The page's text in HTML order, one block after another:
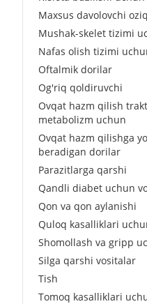
Maxsus davolovchi
Mushak-skelet tizimi
Nafas olish tizimi
Oftalmik dorilar
Og'riq qoldiruvchi
Ovqat hazm qilish
metabolizm uchun
Ovqat hazm qilishga
beradigan dorilar
Parazitlarga qarshi
Qandli diabet uchun
Qon va qon aylanishi
Quloq kasalliklari
Shomollash va gripp
Silga qarshi vositalar
Tish
Tomoq kasalliklari